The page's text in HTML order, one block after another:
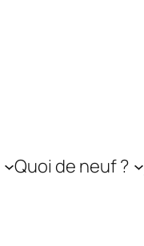
Quoi de neuf ?